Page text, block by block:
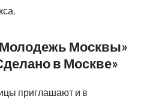
Москвы»
в Москве»
приглашают и в